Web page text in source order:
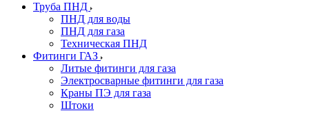
Труба ПНД
ПНД для воды
ПНД для газа
Техническая ПНД
Фитинги ГАЗ
Литые фитинги для газа
Электросварные фитинги для газа
Краны ПЭ для газа
Штоки